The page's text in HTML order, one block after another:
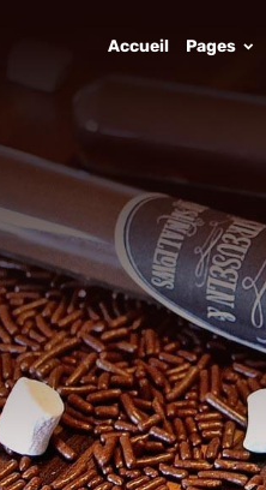
Accueil Pages